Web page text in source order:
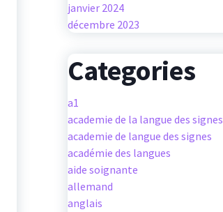
janvier 2024
décembre 2023
Categories
a1
academie de la langue des signes
academie de langue des signes
académie des langues
aide soignante
allemand
anglais